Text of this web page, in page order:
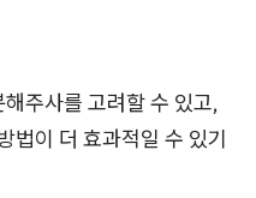
주사를 고려할 수 있고,
법이 더 효과적일 수 있기